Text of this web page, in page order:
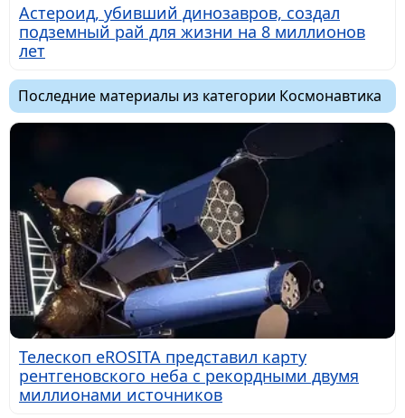
Астероид, убивший динозавров, создал
подземный рай для жизни на 8 миллионов
лет
Последние материалы из категории Космонавтика
Телескоп eROSITA представил карту
рентгеновского неба с рекордными двумя
миллионами источников